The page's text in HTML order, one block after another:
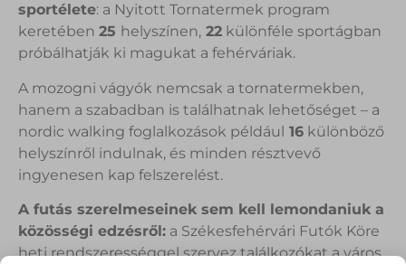
sportélete: a Nyitott Tornatermek program
keretében 25 helyszínen, 22 különféle sportágban
próbálhatják ki magukat a fehérváriak.
A mozogni vágyók nemcsak a tornatermekben,
hanem a szabadban is találhatnak lehetőséget – a
nordic walking foglalkozások például 16 különböző
helyszínről indulnak, és minden résztvevő
ingyenesen kap felszerelést.
A futás szerelmeseinek sem kell lemondaniuk a
közösségi edzésről: a Székesfehérvári Futók Köre
heti rendszerességgel szervez találkozókat a város